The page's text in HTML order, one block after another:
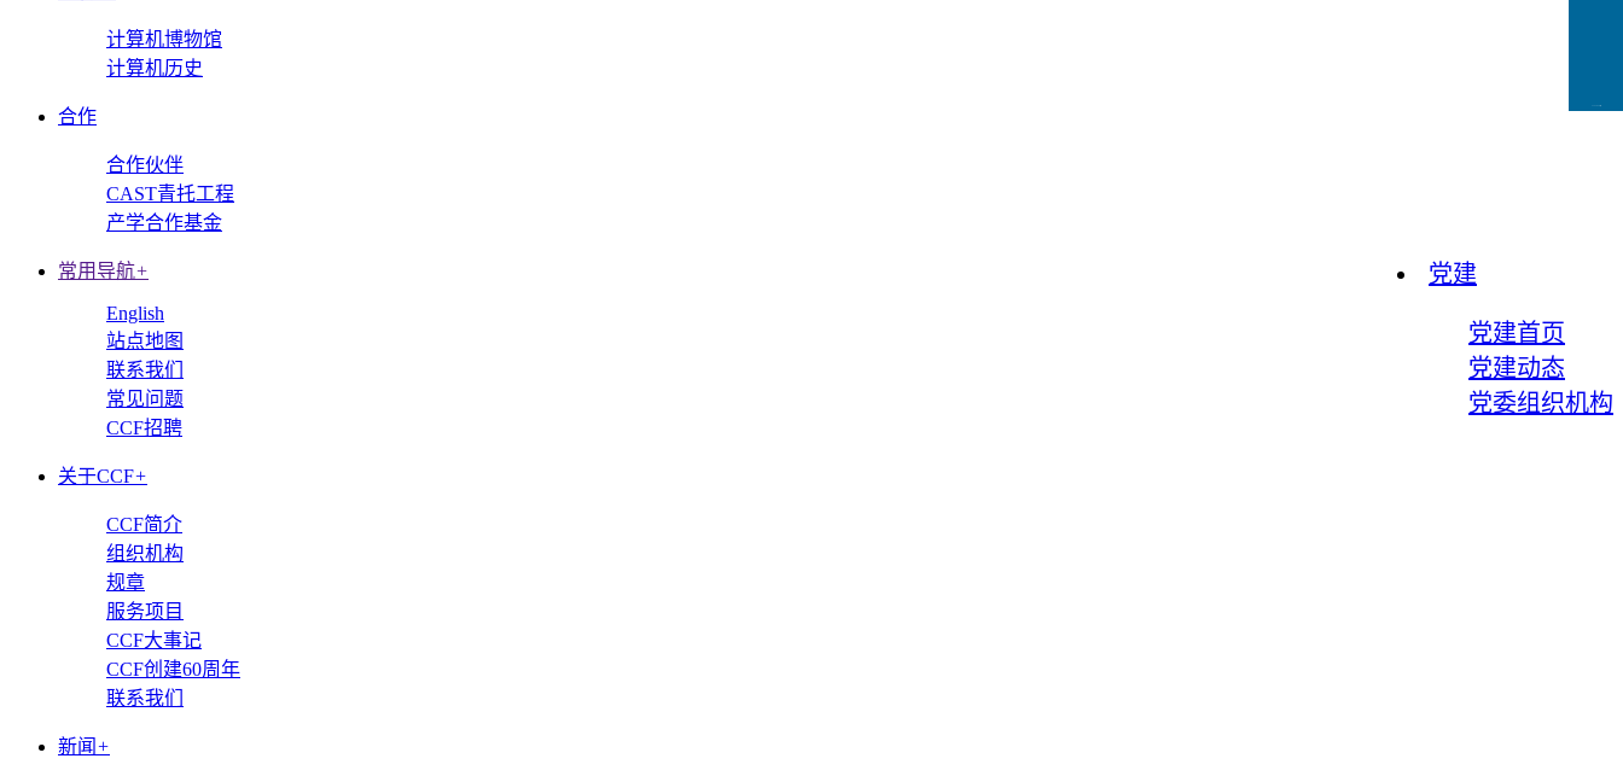
计算机博物馆
计算机历史
合作
合作伙伴
CAST青托工程
产学合作基金
党建
党建首页
党建动态
党委组织机构
常用导航+
English
站点地图
联系我们
常见问题
CCF招聘
关于CCF+
CCF简介
组织机构
规章
服务项目
CCF大事记
CCF创建60周年
联系我们
新闻 +